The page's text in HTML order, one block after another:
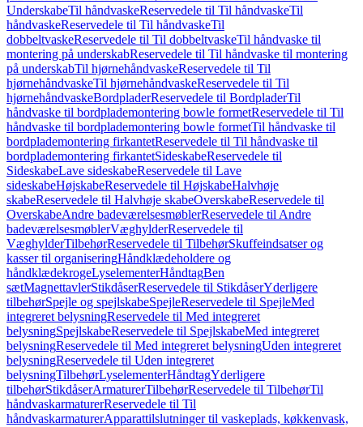
UnderskabeTil håndvaskeReservedele til Til håndvaskeTil
håndvaskeReservedele til Til håndvaskeTil
dobbeltvaskeReservedele til Til dobbeltvaskeTil håndvaske til
montering på underskabReservedele til Til håndvaske til montering
på underskabTil hjørnehåndvaskeReservedele til Til
hjørnehåndvaskeTil hjørnehåndvaskeReservedele til Til
hjørnehåndvaskeBordpladerReservedele til BordpladerTil
håndvaske til bordplademontering bowle formetReservedele til Til
håndvaske til bordplademontering bowle formetTil håndvaske til
bordplademontering firkantetReservedele til Til håndvaske til
bordplademontering firkantetSideskabeReservedele til
SideskabeLave sideskabeReservedele til Lave
sideskabeHøjskabeReservedele til HøjskabeHalvhøje
skabeReservedele til Halvhøje skabeOverskabeReservedele til
OverskabeAndre badeværelsesmøblerReservedele til Andre
badeværelsesmøblerVæghylderReservedele til
VæghylderTilbehørReservedele til TilbehørSkuffeindsatser og
kasser til organiseringHåndklædeholdere og
håndklædekrogeLyselementerHåndtagBen
sætMagnettavlerStikdåserReservedele til StikdåserYderligere
tilbehørSpejle og spejlskabeSpejleReservedele til SpejleMed
integreret belysningReservedele til Med integreret
belysningSpejlskabeReservedele til SpejlskabeMed integreret
belysningReservedele til Med integreret belysningUden integreret
belysningReservedele til Uden integreret
belysningTilbehørLyselementerHåndtagYderligere
tilbehørStikdåserArmaturerTilbehørReservedele til TilbehørTil
håndvaskarmaturerReservedele til Til
håndvaskarmaturerApparattilslutninger til vaskeplads, køkkenvask,